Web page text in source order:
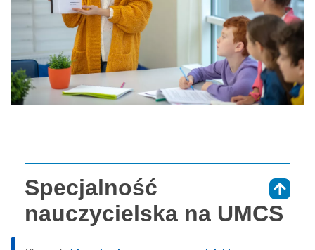
Specjalność
nauczycielska na UMCS